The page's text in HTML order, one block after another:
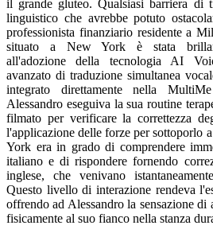
il grande gluteo. Qualsiasi barriera di
linguistico che avrebbe potuto
professionista finanziario residente a
situato a New York è stata
all'adozione della tecnologia AI
avanzato di traduzione simultanea
integrato direttamente nella
Alessandro eseguiva la sua routine
filmato per verificare la correttezza
l'applicazione delle forze per sottoporlo
York era in grado di comprendere
italiano e di rispondere fornendo
inglese, che venivano
Questo livello di interazione rendeva
offrendo ad Alessandro la sensazione di
fisicamente al suo fianco nella stanza